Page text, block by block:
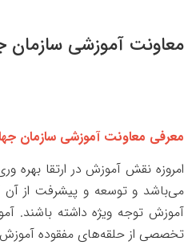
معاونت آموزشی سازمان
معرفی معاونت آموزشی سازمان
امروزه نقش آموزش در ارتقا بهره
می‌باشد و توسعه و پیشرفت از
آموزش توجه ویژه داشته باشند.
تخصصی از حلقه‌های مفقوده